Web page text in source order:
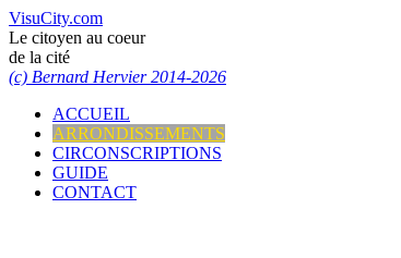
VisuCity.com
Le citoyen au coeur
de la cité
(c) Bernard Hervier 2014-2026
ACCUEIL
ARRONDISSEMENTS
CIRCONSCRIPTIONS
GUIDE
CONTACT